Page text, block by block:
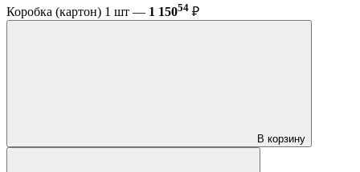
Коробка (картон) 1 шт — 1 15054 ₽
В корзину